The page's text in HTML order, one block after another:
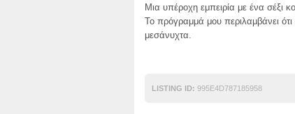
Μια υπέροχη εμπειρία με ένα σέξι
Το πρόγραμμά μου περιλαμβάνει
μεσάνυχτα.
LISTING ID: 995E4D787185958